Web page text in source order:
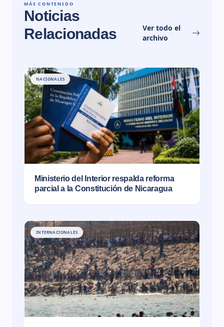
MÁS CONTENIDO
Noticias
Relacionadas
Ver todo el
archivo
NACIONALES
Ministerio del Interior respalda reforma
parcial a la Constitución de Nicaragua
INTERNACIONALES